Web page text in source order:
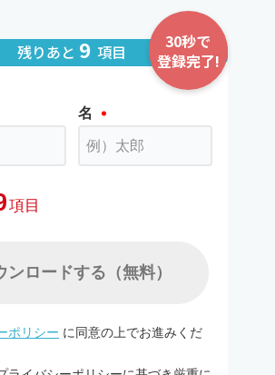
30秒で
登録完了!
残りあと 9 項目